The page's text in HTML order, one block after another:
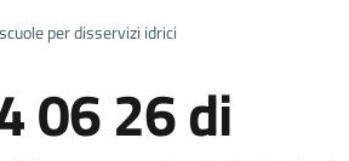
per disservizi idrici
06 26 di